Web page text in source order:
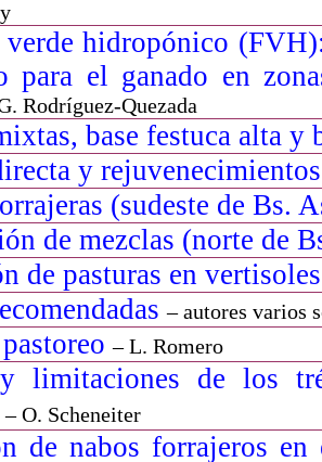
hidropónico
para el ganado en
Rodríguez-Quezada
base festuca alta y
y
(sudeste de Bs.
de mezclas (norte de
de pasturas en
– autores varios
– L. Romero
limitaciones de los
– O. Scheneiter
de nabos forrajeros en